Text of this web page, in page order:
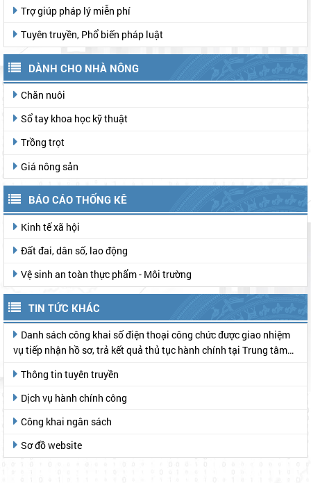
TÍN DỤNG CHÍNH SÁCH XÃ HỘI
Tín dụng chính sách xã hội
VB QUY PHẠM PHÁP LUẬT
VB Quy phạm pháp luật
Văn bản QPPL tỉnh
Văn bản QPPL chính phủ
TUYÊN TRUYỀN, PHỔ BIẾN PHÁP LUẬT
Trợ giúp pháp lý miễn phí
Tuyên truyền, Phổ biến pháp luật
DÀNH CHO NHÀ NÔNG
Chăn nuôi
Sổ tay khoa học kỹ thuật
Trồng trọt
Giá nông sản
BÁO CÁO THỐNG KÊ
Kinh tế xã hội
Đất đai, dân số, lao động